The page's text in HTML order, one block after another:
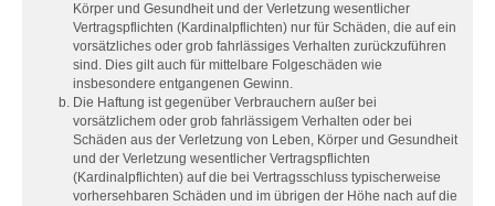
Körper und Gesundheit und der Verletzung wesentlicher
Vertragspflichten (Kardinalpflichten) nur für Schäden, die auf ein
vorsätzliches oder grob fahrlässiges Verhalten zurückzuführen
sind. Dies gilt auch für mittelbare Folgeschäden wie
insbesondere entgangenen Gewinn.
Die Haftung ist gegenüber Verbrauchern außer bei
vorsätzlichem oder grob fahrlässigem Verhalten oder bei
Schäden aus der Verletzung von Leben, Körper und Gesundheit
und der Verletzung wesentlicher Vertragspflichten
(Kardinalpflichten) auf die bei Vertragsschluss typischerweise
vorhersehbaren Schäden und im übrigen der Höhe nach auf die